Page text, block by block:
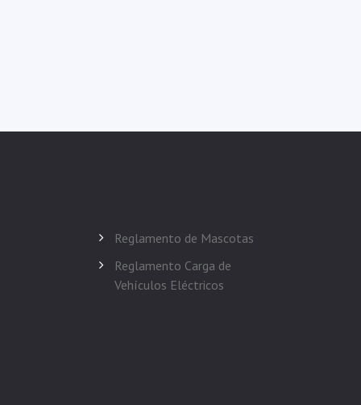
Reglamento de Mascotas
Reglamento Carga de
Vehículos Eléctricos